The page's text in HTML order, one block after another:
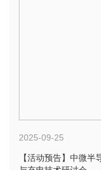
2025-09-25
【活动预告】中微